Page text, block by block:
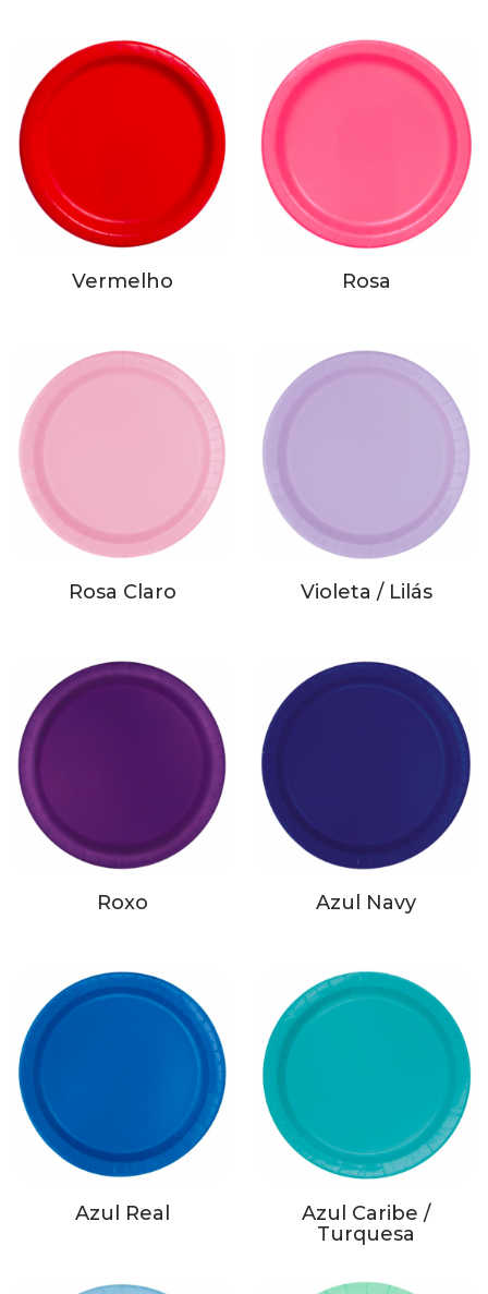
Vermelho Rosa
Rosa Claro Violeta / Lilás
Roxo Azul Navy
Azul Real
Azul Caribe /
Turquesa